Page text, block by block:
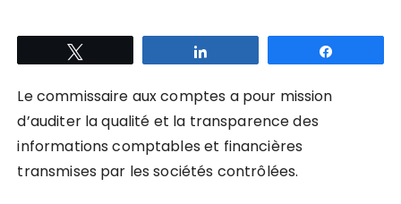
Le commissaire aux comptes a pour mission
d’auditer la qualité et la transparence des
informations comptables et financières
transmises par les sociétés contrôlées.